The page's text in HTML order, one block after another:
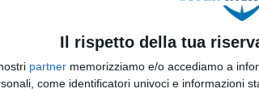
Il rispetto della tua
partner memorizziamo e/o accediamo a
come identificatori univoci e informazioni